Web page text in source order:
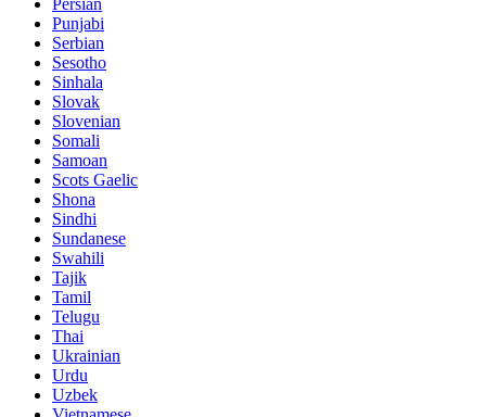
Punjabi
Serbian
Sesotho
Sinhala
Slovak
Slovenian
Somali
Samoan
Scots Gaelic
Shona
Sindhi
Sundanese
Swahili
Tajik
Tamil
Telugu
Thai
Ukrainian
Urdu
Uzbek